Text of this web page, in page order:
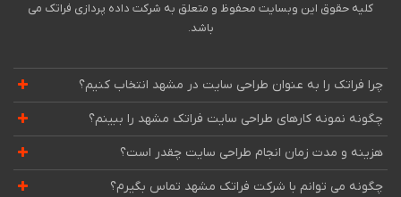
کلیه حقوق این وبسایت محفوظ و متعلق به شرکت داده پردازی فراتک می
باشد.
چرا فراتک را به عنوان طراحی سایت در مشهد انتخاب کنیم؟
چگونه نمونه کارهای طراحی سایت فراتک مشهد را ببینم؟
هزینه و مدت زمان انجام طراحی سایت چقدر است؟
چگونه می توانم با شرکت فراتک مشهد تماس بگیرم؟